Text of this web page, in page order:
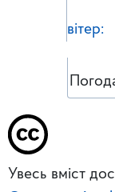
вітер:
Увесь вміст